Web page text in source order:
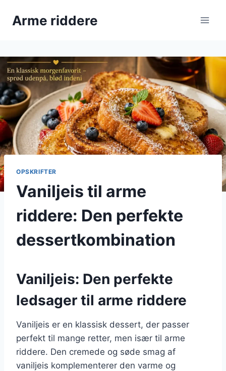
Arme riddere
OPSKRIFTER
Vaniljeis til arme
riddere: Den perfekte
dessertkombination
Vaniljeis: Den perfekte
ledsager til arme riddere
Vaniljeis er en klassisk dessert, der passer
perfekt til mange retter, men især til arme
riddere. Den cremede og søde smag af
vaniljeis komplementerer den varme og